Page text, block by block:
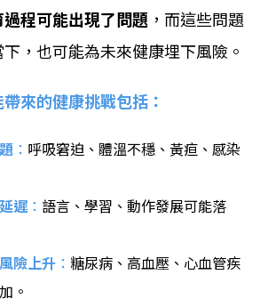
程可能出現了問題 ，而這些問題
，也可能為未來健康埋下風險。
來的健康挑戰包括：
： 呼吸窘迫、體溫不穩、黃疸、感染
遲： 語言、學習、動作發展可能落
險上升 ： 糖尿病、高血壓、心血管疾
。